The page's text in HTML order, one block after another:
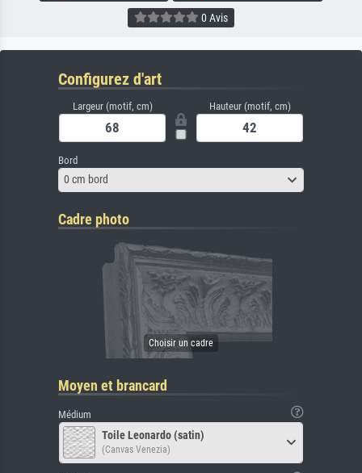
0 Avis
Configurez d'art
Largeur (motif, cm) Hauteur (motif, cm)
Bord
0 cm bord
Cadre photo
Moyen et brancard
Médium
Toile Leonardo (satin)
(Canvas Venezia)